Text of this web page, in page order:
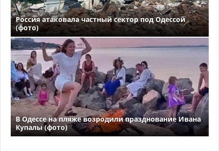
Россия атаковала частный сектор под Одессой
(фото)
В Одессе на пляже возродили празднование Ивана
Купалы (фото)